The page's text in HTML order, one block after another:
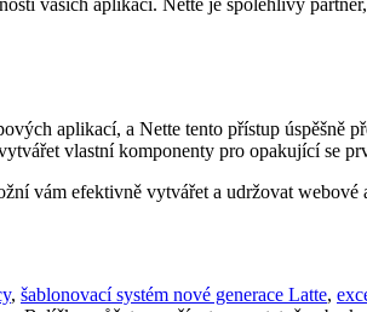
vašich aplikací. Nette je spolehlivý
aplikací, a Nette tento přístup úspěšně
vlastní komponenty pro opakující se
vám efektivně vytvářet a udržovat
, šablonovací systém nové generace Latte,